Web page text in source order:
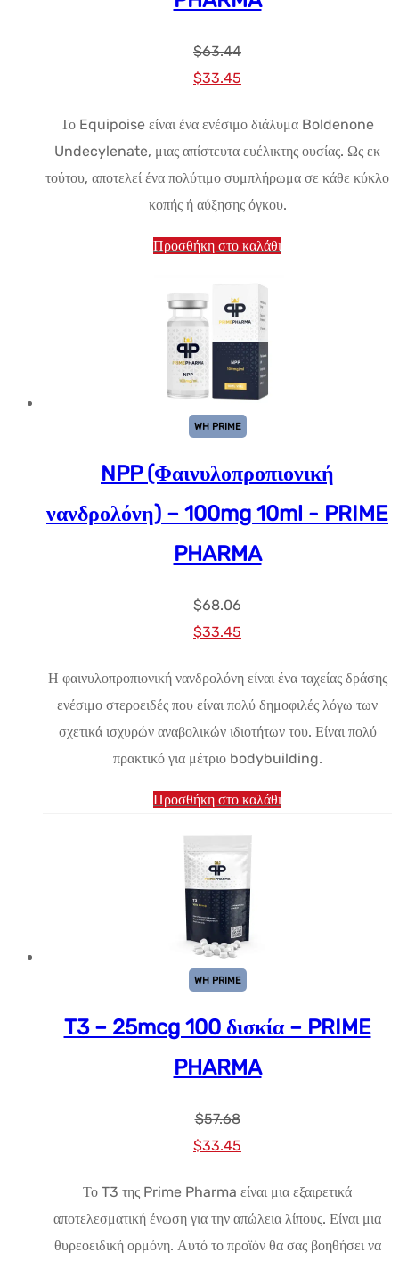
$63.44
Αρχική
$63.44.
$33.45
τιμή
είναι:
$33.45.
Το Equipoise είναι ένα ενέσιμο διάλυμα Boldenone
Undecylenate, μιας απίστευτα ευέλικτης ουσίας. Ως εκ
τούτου, αποτελεί ένα πολύτιμο συμπλήρωμα σε κάθε κύκλο
κοπής ή αύξησης όγκου.
Προσθήκη στο καλάθι
WH PRIME
NPP (Φαινυλοπροπιονική
νανδρολόνη) – 100mg 10ml - PRIME
PHARMA
$68.06
Αρχική
$68.06.
$33.45
τιμή
είναι:
$33.45.
Η φαινυλοπροπιονική νανδρολόνη είναι ένα ταχείας δράσης
ενέσιμο στεροειδές που είναι πολύ δημοφιλές λόγω των
σχετικά ισχυρών αναβολικών ιδιοτήτων του. Είναι πολύ
πρακτικό για μέτριο bodybuilding.
Προσθήκη στο καλάθι
WH PRIME
T3 – 25mcg 100 δισκία – PRIME
PHARMA
$57.68
Αρχική
$57.68.
$33.45
τιμή
είναι:
$33.45.
Το T3 της Prime Pharma είναι μια εξαιρετικά
αποτελεσματική ένωση για την απώλεια λίπους. Είναι μια
θυρεοειδική ορμόνη. Αυτό το προϊόν θα σας βοηθήσει να